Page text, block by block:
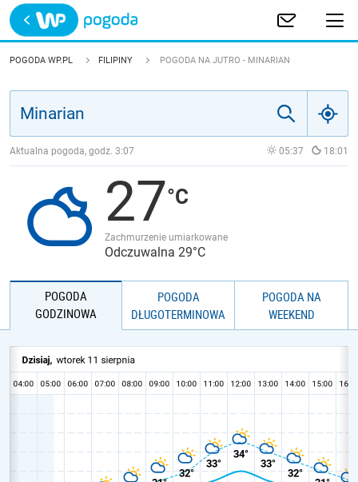
Trwa ładowanie
POLSKA
JAKOŚĆ POWIETRZA
POGODA WP.PL FILIPINY POGODA NA JUTRO - MINARIAN
Aktualna pogoda, godz. 3:07 05:37 18:01
27
Zachmurzenie umiarkowane
Odczuwalna 29°C
POGODA
GODZINOWA
POGODA
DŁUGOTERMINOWA
POGODA NA
WEEKEND